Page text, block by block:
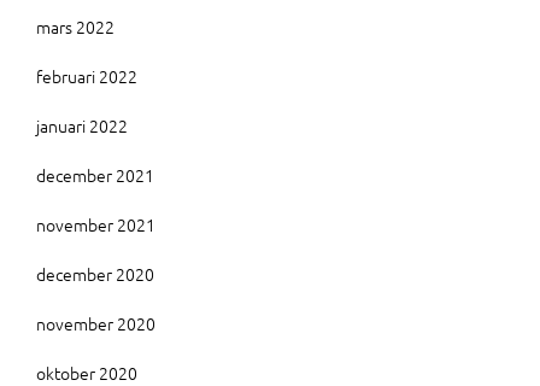
mars 2022
februari 2022
januari 2022
december 2021
november 2021
december 2020
november 2020
oktober 2020